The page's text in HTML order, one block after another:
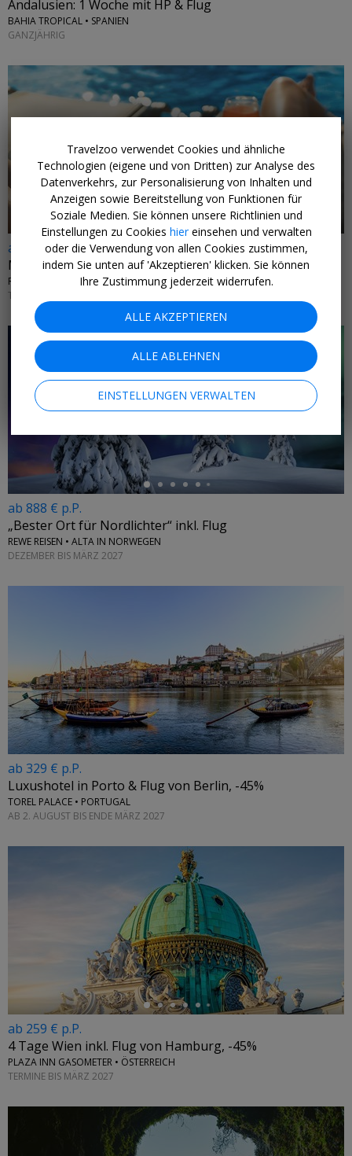
Andalusien: 1 Woche mit HP & Flug
BAHIA TROPICAL • SPANIEN
GANZJÄHRIG
ab 399 € p.P.
Mallorca: Riu-Hotel mit HP & Flug von NRW
RIU CONCORDIA • SPANIEN
TERMINE BIS MÄRZ 2027
←
ab 888 € p.P.
„Bester Ort für Nordlichter“ inkl. Flug
REWE REISEN • ALTA IN NORWEGEN
DEZEMBER BIS MÄRZ 2027
ab 329 € p.P.
Luxushotel in Porto & Flug von Berlin, -45%
TOREL PALACE • PORTUGAL
AB 2. AUGUST BIS ENDE MÄRZ 2027
ab 259 € p.P.
4 Tage Wien inkl. Flug von Hamburg, -45%
PLAZA INN GASOMETER • ÖSTERREICH
TERMINE BIS MÄRZ 2027
Travelzoo verwendet Cookies und ähnliche
Technologien (eigene und von Dritten) zur Analyse des
Datenverkehrs, zur Personalisierung von Inhalten und
Anzeigen sowie Bereitstellung von Funktionen für
Soziale Medien. Sie können unsere Richtlinien und
Einstellungen zu Cookies hiereinsehen und verwalten
oder die Verwendung von allen Cookies zustimmen,
indem Sie unten auf 'Akzeptieren' klicken. Sie können
Ihre Zustimmung jederzeit widerrufen.
ALLE AKZEPTIEREN
ALLE ABLEHNEN
EINSTELLUNGEN VERWALTEN